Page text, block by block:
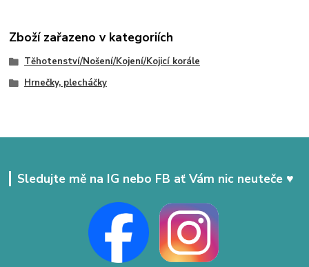
Zboží zařazeno v kategoriích
Těhotenství/Nošení/Kojení/Kojicí korále
Hrnečky, plecháčky
Sledujte mě na IG nebo FB ať Vám nic neuteče ♥